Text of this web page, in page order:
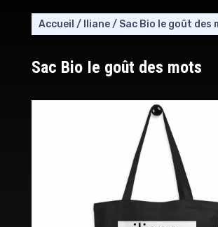
Accueil / Iliane/ Sac Bio Ie goût des
Sac Bio Ie goût des mots